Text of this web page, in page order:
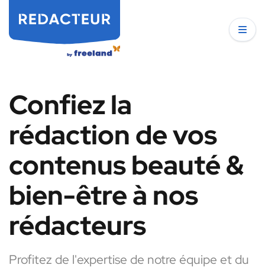
Confiez la
rédaction de vos
contenus beauté &
bien-être à nos
rédacteurs
Profitez de l'expertise de notre équipe et du